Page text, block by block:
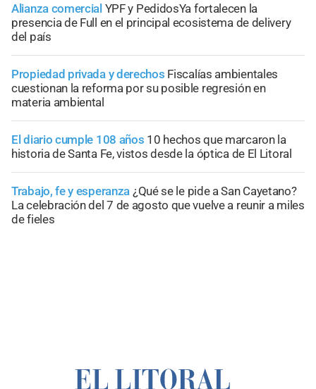
Alianza comercial YPF y PedidosYa fortalecen la
presencia de Full en el principal ecosistema de delivery
del país
Propiedad privada y derechos Fiscalías ambientales
cuestionan la reforma por su posible regresión en
materia ambiental
El diario cumple 108 años 10 hechos que marcaron la
historia de Santa Fe, vistos desde la óptica de El Litoral
Trabajo, fe y esperanza ¿Qué se le pide a San Cayetano?
La celebración del 7 de agosto que vuelve a reunir a miles
de fieles